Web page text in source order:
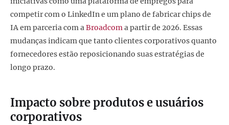
competir com o LinkedIn e um plano de fabricar chips de
IA em parceria com aBroadcoma partir de 2026. Essas
mudanças indicam que tanto clientes corporativos quanto
fornecedores estão reposicionando suas estratégias de
longo prazo.
Impacto sobre produtos e usuários
corporativos